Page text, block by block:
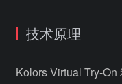
技术原理
Kolors Virtual Try-On